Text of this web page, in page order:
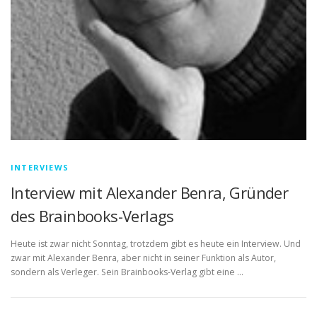
INTERVIEWS
Interview mit Alexander Benra, Gründer
des Brainbooks-Verlags
Heute ist zwar nicht Sonntag, trotzdem gibt es heute ein Interview. Und
zwar mit Alexander Benra, aber nicht in seiner Funktion als Autor,
sondern als Verleger. Sein Brainbooks-Verlag gibt eine …